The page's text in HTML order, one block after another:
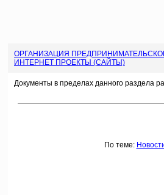
ОРГАНИЗАЦИЯ
ИНТЕРНЕТ ПРОЕКТЫ (САЙТЫ)
Документы в пределах данного раздела
По теме: